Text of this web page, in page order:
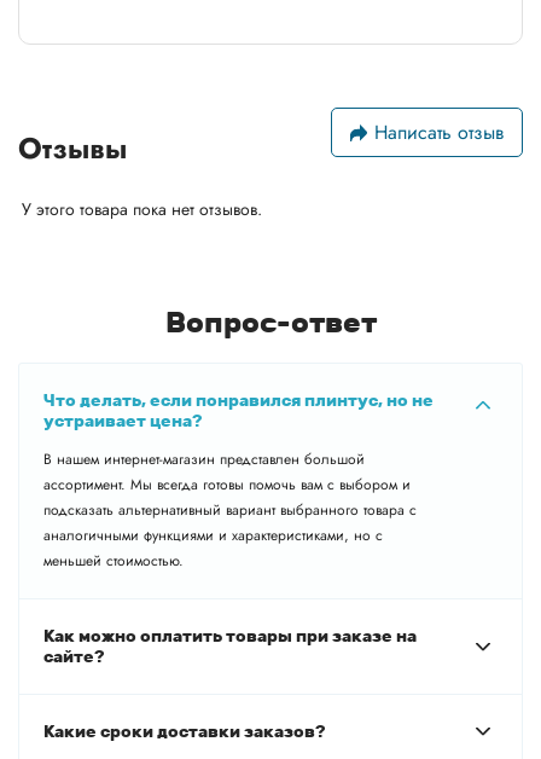
Отзывы Написать отзыв
У этого товара пока нет отзывов.
Вопрос-ответ
Что делать, если понравился плинтус, но не
устраивает цена?
В нашем интернет-магазин представлен большой
ассортимент. Мы всегда готовы помочь вам с выбором и
подсказать альтернативный вариант выбранного товара с
аналогичными функциями и характеристиками, но с
меньшей стоимостью.
Как можно оплатить товары при заказе на
сайте?
Какие сроки доставки заказов?